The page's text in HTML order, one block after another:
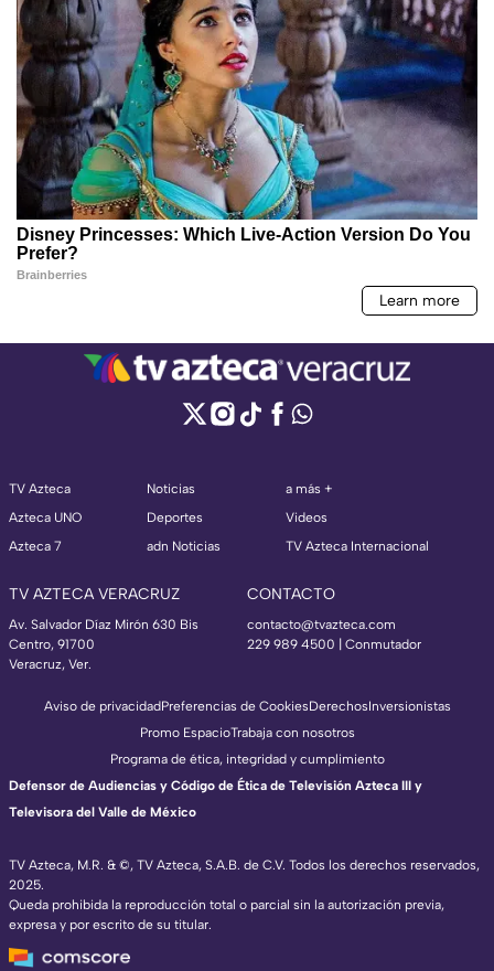
TV Azteca
Azteca UNO
Azteca 7
Noticias
Deportes
adn Noticias
a más +
Videos
TV Azteca Internacional
TV AZTECA VERACRUZ
Av. Salvador Díaz Mirón 630 Bis
Centro, 91700
Veracruz, Ver.
CONTACTO
contacto@tvazteca.com
229 989 4500 | Conmutador
TV Azteca, M.R. & ©, TV Azteca, S.A.B. de C.V. Todos los derechos reservados,
2025.
Queda prohibida la reproducción total o parcial sin la autorización previa,
expresa y por escrito de su titular.
Aviso de privacidadPreferencias de CookiesDerechosInversionistas
Promo EspacioTrabaja con nosotros
Programa de ética, integridad y cumplimiento
Defensor de Audiencias y Código de Ética de Televisión Azteca III y
Televisora del Valle de México